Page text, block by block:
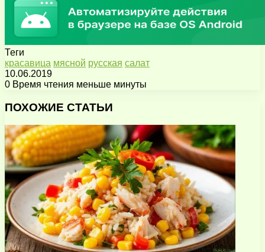
Теги
красавица мясной русская салат
10.06.2019
0 Время чтения меньше минуты
через
почту
ПОХОЖИЕ СТАТЬИ